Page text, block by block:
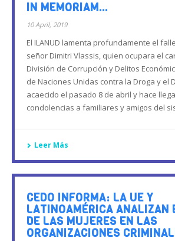
IN MEMORIAM…
10 April, 2019
El ILANUD lamenta profundamente el
señor Dimitri Vlassis, quien ocupara el
División de Corrupción y Delitos
de Naciones Unidas contra la Droga y el
acaecido el pasado 8 de abril y hace
condolencias a familiares y amigos del
Leer Más
CEDO INFORMA: LA UE Y
LATINOAMÉRICA ANALIZAN
DE LAS MUJERES EN LAS
ORGANIZACIONES